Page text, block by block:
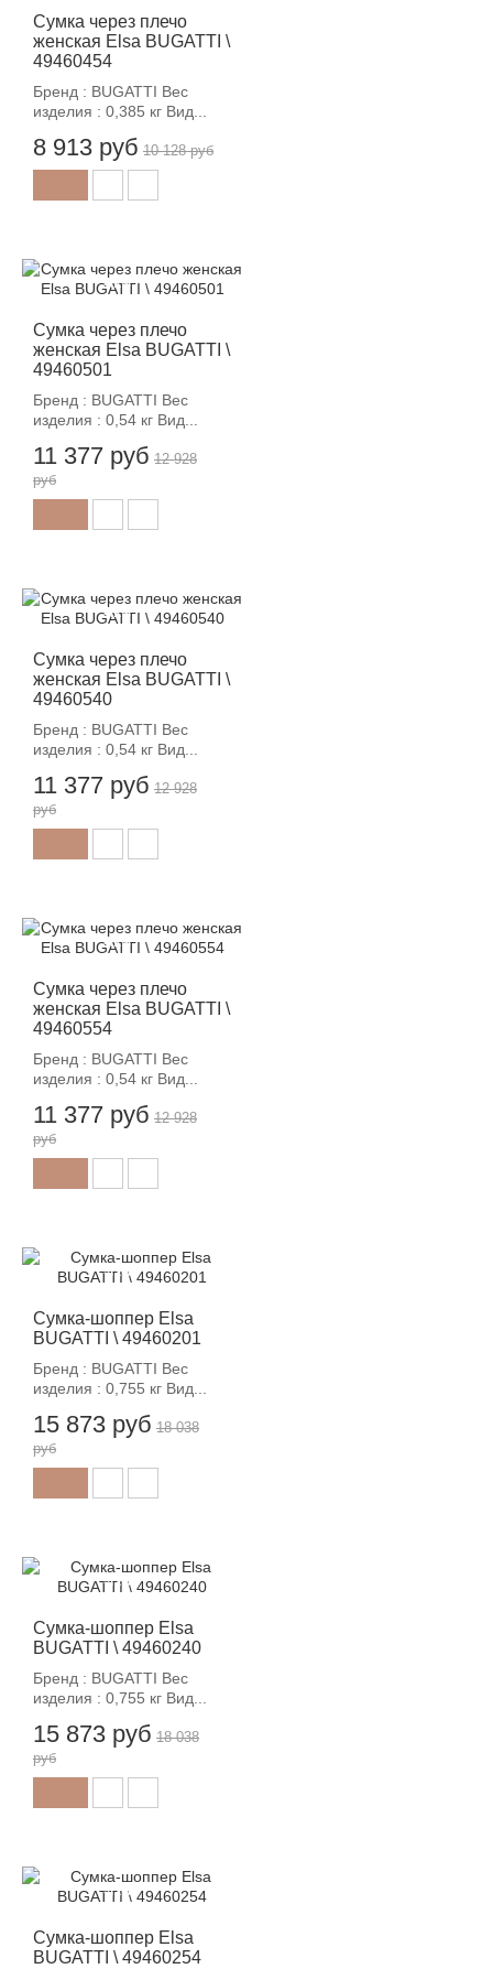
Сумка через плечо
женская Elsa BUGATTI \
49460454
Бренд : BUGATTI Вес
изделия : 0,385 кг Вид...
8 913 руб 10 128 руб
Сумка через плечо
женская Elsa BUGATTI \
49460501
Бренд : BUGATTI Вес
изделия : 0,54 кг Вид...
11 377 руб
-12%
12 928
руб
Сумка через плечо
женская Elsa BUGATTI \
49460540
Бренд : BUGATTI Вес
изделия : 0,54 кг Вид...
11 377 руб
-12%
12 928
руб
Сумка через плечо
женская Elsa BUGATTI \
49460554
Бренд : BUGATTI Вес
изделия : 0,54 кг Вид...
11 377 руб
-12%
12 928
руб
Сумка-шоппер Elsa
BUGATTI \ 49460201
Бренд : BUGATTI Вес
изделия : 0,755 кг Вид...
15 873 руб
-12%
18 038
руб
Сумка-шоппер Elsa
BUGATTI \ 49460240
Бренд : BUGATTI Вес
изделия : 0,755 кг Вид...
15 873 руб
-12%
18 038
руб
Сумка-шоппер Elsa
BUGATTI \ 49460254
-12%